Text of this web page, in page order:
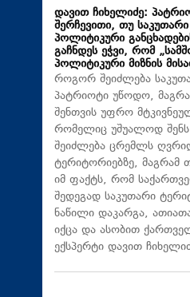
დავით ჩიხელიძე:
შერჩევითი, თუ
პოლიტიკური
გაჩნდეს ეჭვი, რომ
პოლიტიკური მიზნის
როგორ შეიძლება
პატრიოტი უწოდო,
შენთვის უფრო
რომელიც უშუალოდ
შეიძლება ცრემლს
ტერიტორიებზე, მაგრამ
იმ ფაქტს, რომ
შედეგად საკუთარი
ნაწილი დაკარგა,
იქცა და ასობით
ექსპერტი დავით